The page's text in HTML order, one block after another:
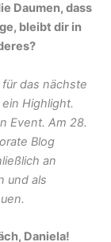
Daumen, dass
bleibt dir in
für das nächste
Highlight.
Event. Am 28.
Blog
an
und als
Daniela!